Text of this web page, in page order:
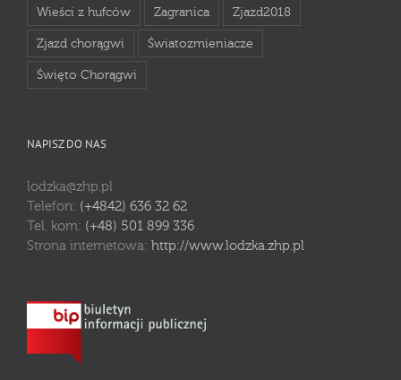
Wieści z hufców Zagranica Zjazd2018
Zjazd chorągwi Światozmieniacze
Święto Chorągwi
NAPISZ DO NAS
lodzka@zhp.pl
Telefon: (+4842) 636 32 62
Tel. kom: (+48) 501 899 336
Strona internetowa: http://www.lodzka.zhp.pl